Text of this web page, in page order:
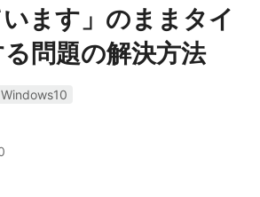
ます」のままタイ
問題の解決方法
Windows10